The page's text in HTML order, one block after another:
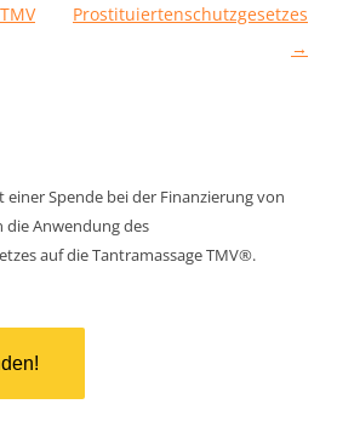
Prostituiertenschutzgesetzes
→
Spende bei der Finanzierung von
die Anwendung des
auf die Tantramassage TMV®.